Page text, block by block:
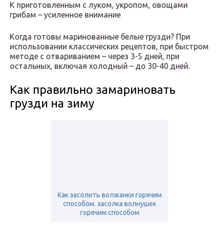
К приготовленным с луком, укропом, овощами
грибам – усиленное внимание
Когда готовы маринованные белые грузди? При
использовании классических рецептов, при быстром
методе с отвариванием – через 3-5 дней, при
остальных, включая холодный – до 30-40 дней.
Как правильно замариновать
грузди на зиму
Как засолить волжанки горячим
способом. засолка волнушек
горячим способом